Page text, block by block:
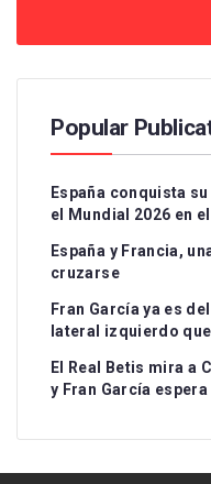
Popular
España conquista
el Mundial 2026 en
España y Francia,
cruzarse
Fran García ya es
lateral izquierdo
El Real Betis mira a
y Fran García